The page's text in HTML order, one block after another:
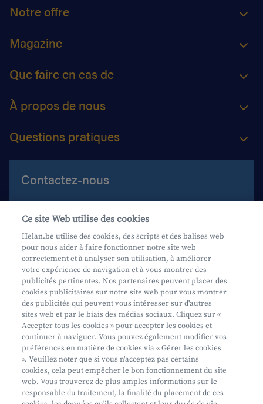
Notre offre
Magazine
Que faire en cas de
À propos de nous
Questions pratiques
Contactez-nous
Aide et contact
Prenez rendez-vous
Où nous trouver
Phishing
Mifid
Privacy
Info juridique
Ce site Web utilise des cookies
Helan.be utilise des cookies, des scripts et des balises web
pour nous aider à faire fonctionner notre site web
correctement et à analyser son utilisation, à améliorer
votre expérience de navigation et à vous montrer des
publicités pertinentes. Nos partenaires peuvent placer des
cookies publicitaires sur notre site web pour vous montrer
des publicités qui peuvent vous intéresser sur d'autres
sites web et par le biais des médias sociaux. Cliquez sur «
Accepter tous les cookies » pour accepter les cookies et
continuer à naviguer. Vous pouvez également modifier vos
préférences en matière de cookies via « Gérer les cookies
». Veuillez noter que si vous n'acceptez pas certains
cookies, cela peut empêcher le bon fonctionnement du site
web. Vous trouverez de plus amples informations sur le
responsable du traitement, la finalité du placement de ces